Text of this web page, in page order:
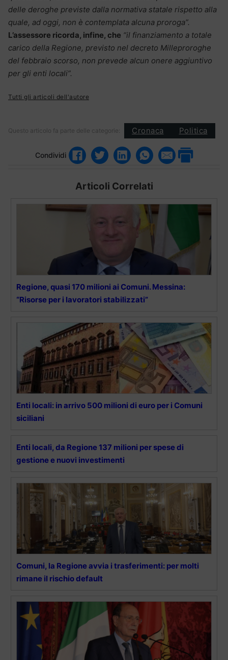
delle deroghe previste dalla normativa statale rispetto alla
quale, ad oggi, non è contemplata alcuna proroga”.
L’assessore ricorda, infine, che “il finanziamento a totale
carico della Regione, previsto nel decreto Milleproroghe
del febbraio scorso, non prevede alcun onere aggiuntivo
per gli enti locali”.
Tutti gli articoli dell'autore
Questo articolo fa parte delle categorie: Cronaca Politica
Condividi
Articoli Correlati
Regione, quasi 170 milioni ai Comuni. Messina:
“Risorse per i lavoratori stabilizzati”
Enti locali: in arrivo 500 milioni di euro per i Comuni
siciliani
Enti locali, da Regione 137 milioni per spese di
gestione e nuovi investimenti
Comuni, la Regione avvia i trasferimenti: per molti
rimane il rischio default